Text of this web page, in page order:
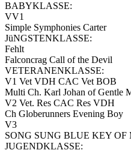
BABYKLASSE:
VV1
Simple Symphonies Carter
JüNGSTENKLASSE:
Fehlt
Falconcrag Call of the Devil
VETERANENKLASSE:
V1 Vet VDH CAC Vet BOB
Multi Ch. Karl Johan of Gentle
V2 Vet. Res CAC Res VDH
Ch Globerunners Evening Boy
V3
SONG SUNG BLUE KEY OF
JUGENDKLASSE: